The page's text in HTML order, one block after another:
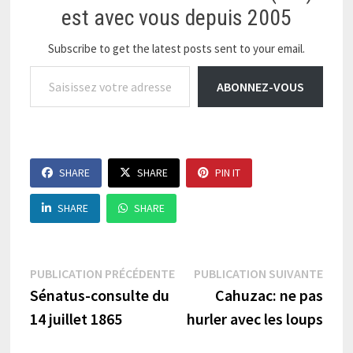
est avec vous depuis 2005
Subscribe to get the latest posts sent to your email.
Saisissez votre adresse e-mail…
ABONNEZ-VOUS
SHARE SHARE PIN IT
SHARE SHARE
Navigation
de
l’article
PUBLICATION PRÉCÉDENTEPublication
précédente :
Sénatus-consulte du
14 juillet 1865
PUBLICATION SUIVANTE
Cahuzac: ne pas
hurler avec les loups